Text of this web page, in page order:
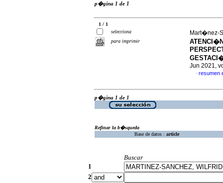
p�gina 1 de 1
1 / 1
selecciona
para imprimir
Mart�nez-
Jun 2021,
· resumen
p�gina 1 de 1
Refinar la b�squeda
Base de datos : article
Buscar
1
2